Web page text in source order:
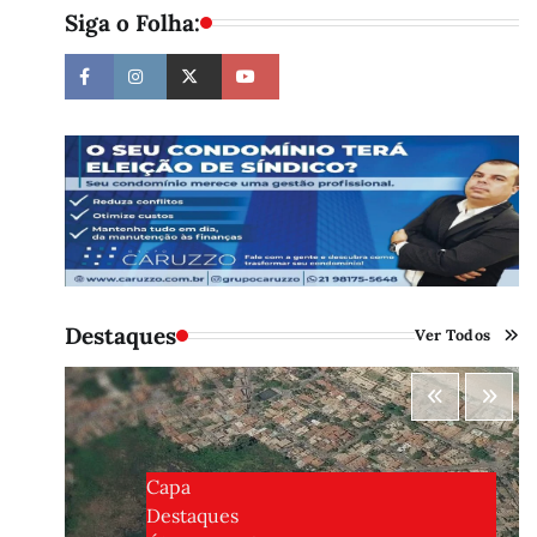
Siga o Folha:
Destaques Ver Todos
Capa
Destaques